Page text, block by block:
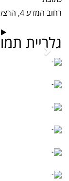
רחוב המדע 4, הרצליה פיתוח
גלריית הפעל
מצגת
Next